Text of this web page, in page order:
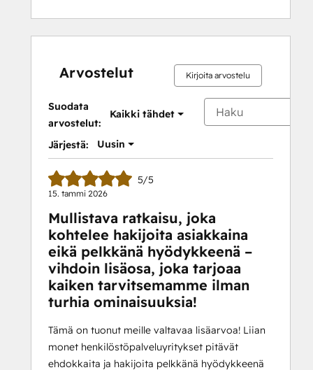
Arvostelut Kirjoita arvostelu
Suodata
arvostelut:
Kaikki tähdet
Järjestä: Uusin
5/5
15. tammi 2026
Mullistava ratkaisu, joka
kohtelee hakijoita asiakkaina
eikä pelkkänä hyödykkeenä –
vihdoin lisäosa, joka tarjoaa
kaiken tarvitsemamme ilman
turhia ominaisuuksia!
Tämä on tuonut meille valtavaa lisäarvoa! Liian
monet henkilöstöpalveluyritykset pitävät
ehdokkaita ja hakijoita pelkkänä hyödykkeenä